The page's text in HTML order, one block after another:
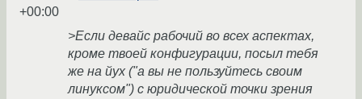
+00:00
>Если девайс рабочий во всех аспектах,
кроме твоей конфигурации, посыл тебя
же на йух ("а вы не пользуйтесь своим
линуксом") с юридической точки зрения